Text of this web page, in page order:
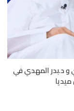
د.بدر المهدي في